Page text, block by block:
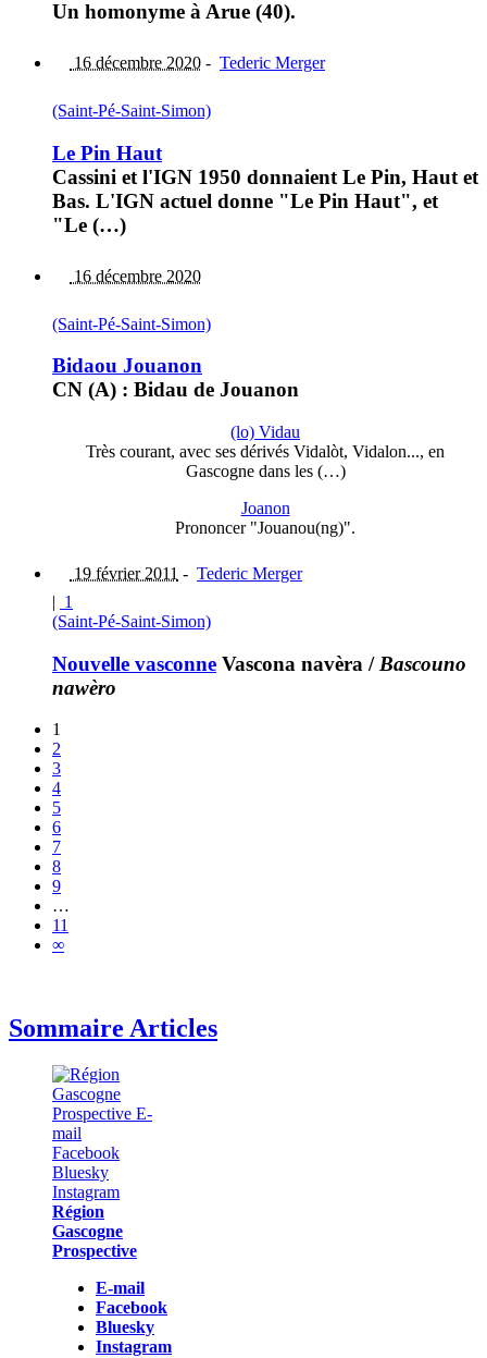
Un homonyme à Arue (40).
16 décembre 2020 - Tederic Merger
(Saint-Pé-Saint-Simon)
Le Pin Haut
Cassini et l'IGN 1950 donnaient Le Pin, Haut et
Bas. L'IGN actuel donne "Le Pin Haut", et
"Le (…)
16 décembre 2020
(Saint-Pé-Saint-Simon)
Bidaou Jouanon
CN (A) : Bidau de Jouanon
(lo) Vidau
Très courant, avec ses dérivés Vidalòt, Vidalon..., en
Gascogne dans les (…)
Joanon
Prononcer "Jouanou(ng)".
19 février 2011 - Tederic Merger
| 1
(Saint-Pé-Saint-Simon)
Nouvelle vasconne Vascona navèra / Bascouno
nawèro
1
2
3
4
5
6
7
8
9
…
11
∞
Sommaire Articles
Région
Gascogne
Prospective
E-mail
Facebook
Bluesky
Instagram